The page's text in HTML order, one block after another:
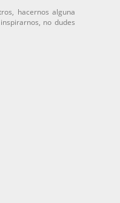
hacernos alguna
no dudes